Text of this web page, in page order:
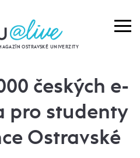
OSTRAVSKÉ UNIVERZITY
českých e-
pro studenty
Ostravské